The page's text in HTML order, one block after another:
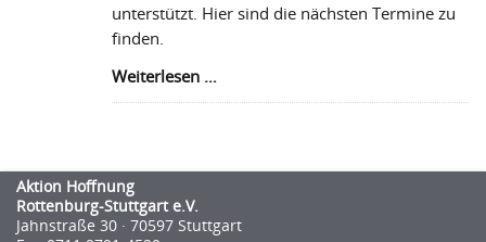
unterstützt. Hier sind die nächsten Termine zu
finden.
Weiterlesen …
Aktion Hoffnung
Rottenburg-Stuttgart e.V.
Jahnstraße 30 · 70597 Stuttgart